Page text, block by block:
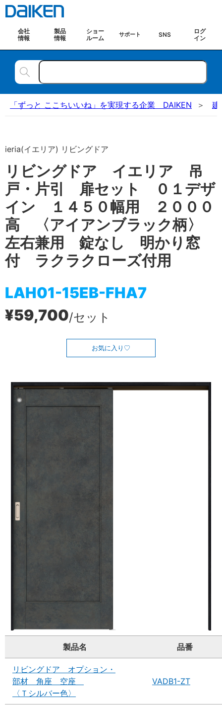
会社
情報
製品
情報
ショー
ルーム
サポート SNS
ログ
イン
「ずっと ここちいいね」を実現する企業 DAIKEN 建
ieria(イエリア) リビングドア
リビングドア イエリア 吊
戸・片引 扉セット ０１デザ
イン １４５０幅用 ２０００
高 〈アイアンブラック柄〉
左右兼用 錠なし 明かり窓
付 ラクラクローズ付用
LAH01-15EB-FHA7
¥59,700/セット
お気に入り
製品名 品番
リビングドア オプション・
部材 角座 空座
〈Ｔシルバー色〉
VADB1-ZT